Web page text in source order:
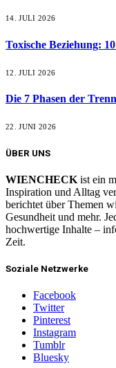
14. JULI 2026
Toxische Beziehung:
12. JULI 2026
Die 7 Phasen der
22. JUNI 2026
ÜBER UNS
WIENCHECK ist ein
Inspiration und Alltag
berichtet über Themen
Gesundheit und mehr.
hochwertige Inhalte –
Zeit.
Soziale Netzwerke
Facebook
Twitter
Pinterest
Instagram
Tumblr
Bluesky